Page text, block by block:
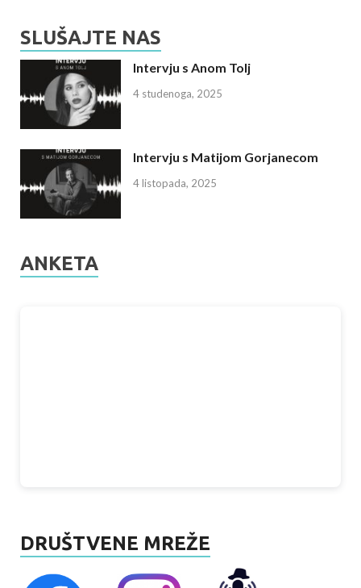
SLUŠAJTE NAS
Intervju s Anom Tolj
4 studenoga, 2025
Intervju s Matijom Gorjanecom
4 listopada, 2025
ANKETA
DRUŠTVENE MREŽE